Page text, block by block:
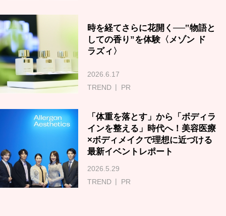
時を経てさらに花開く──‟物語と
しての香り”を体験〈メゾン ド
ラズィ〉
2026.6.17
TREND
PR
「体重を落とす」から「ボディラ
インを整える」時代へ！美容医療
×ボディメイクで理想に近づける
最新イベントレポート
2026.5.29
TREND
PR